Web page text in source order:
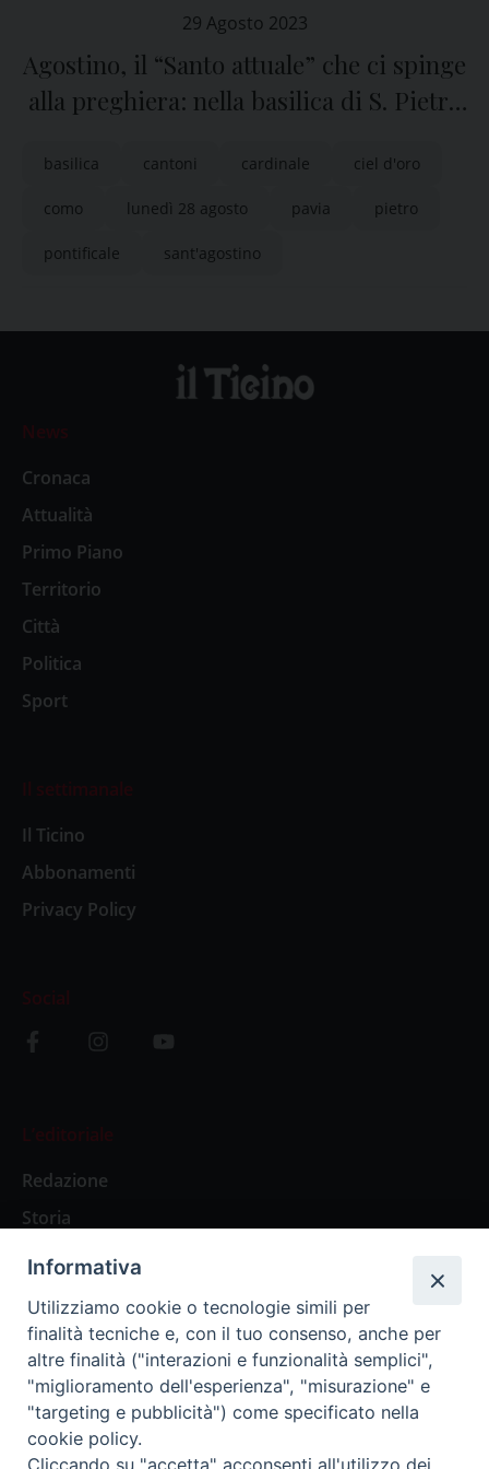
29 Agosto 2023
Agostino, il “Santo attuale” che ci spinge
alla preghiera: nella basilica di S. Pietro
Pontificale
basilica cantoni cardinale ciel d'oro
como lunedì 28 agosto pavia pietro
pontificale sant'agostino
News
Cronaca
Attualità
Primo Piano
Territorio
Città
Politica
Sport
Il settimanale
Il Ticino
Abbonamenti
Privacy Policy
Social
L’editoriale
Redazione
Storia
Abbonamenti
Abbonamento Annuale Digitale
Abbonamento Annuale Cartaceo
Abbonamento Singola Copia Digitale
Informativa
Utilizziamo cookie o tecnologie simili per
finalità tecniche e, con il tuo consenso, anche per
altre finalità ("interazioni e funzionalità semplici",
"miglioramento dell'esperienza", "misurazione" e
"targeting e pubblicità") come specificato nella
cookie policy.